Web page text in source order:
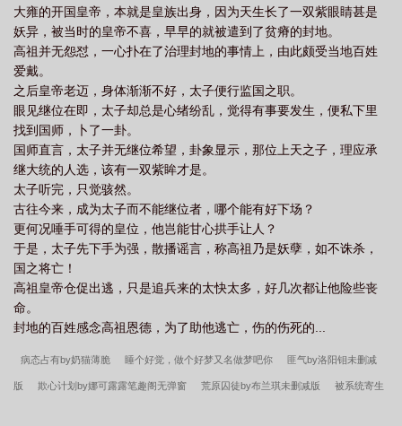
大雍的开国皇帝，本就是皇族出身，因为天生长了一双紫眼睛甚是
妖异，被当时的皇帝不喜，早早的就被遣到了贫瘠的封地。
高祖并无怨怼，一心扑在了治理封地的事情上，由此颇受当地百姓
爱戴。
之后皇帝老迈，身体渐渐不好，太子便行监国之职。
眼见继位在即，太子却总是心绪纷乱，觉得有事要发生，便私下里
找到国师，卜了一卦。
国师直言，太子并无继位希望，卦象显示，那位上天之子，理应承
继大统的人选，该有一双紫眸才是。
太子听完，只觉骇然。
古往今来，成为太子而不能继位者，哪个能有好下场？
更何况唾手可得的皇位，他岂能甘心拱手让人？
于是，太子先下手为强，散播谣言，称高祖乃是妖孽，如不诛杀，
国之将亡！
高祖皇帝仓促出逃，只是追兵来的太快太多，好几次都让他险些丧
命。
封地的百姓感念高祖恩德，为了助他逃亡，伤的伤死的...
病态占有by奶猫薄脆 睡个好觉，做个好梦又名做梦吧你 匪气by洛阳钼未删减
版 欺心计划by娜可露露笔趣阁无弹窗 荒原囚徒by布兰琪未删减版 被系统寄生